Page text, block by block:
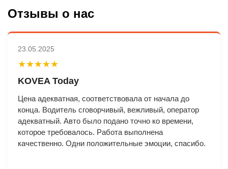
Отзывы о нас
23.05.2025
★★★★★
KOVEA Today
Цена адекватная, соответствовала от начала до
конца. Водитель сговорчивый, вежливый, оператор
адекватный. Авто было подано точно ко времени,
которое требовалось. Работа выполнена
качественно. Одни положительные эмоции, спасибо.